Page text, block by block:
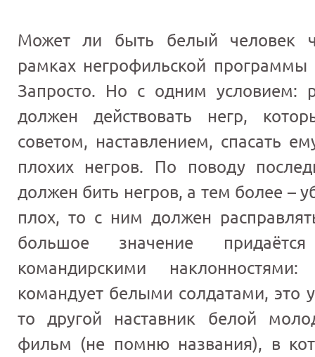
Может ли быть белый человек
рамках негрофильской программы
Запросто. Но с одним условием:
должен действовать негр,
советом, наставлением, спасать
плохих негров. По поводу
должен бить негров, а тем более –
плох, то с ним должен
большое значение
командирскими
командует белыми солдатами, это
то другой наставник белой
фильм (не помню названия), в